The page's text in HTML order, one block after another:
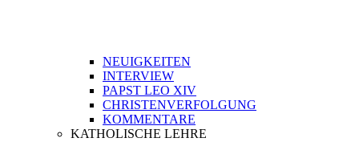
NEUIGKEITEN
INTERVIEW
PAPST LEO XIV
CHRISTENVERFOLGUNG
KOMMENTARE
KATHOLISCHE LEHRE